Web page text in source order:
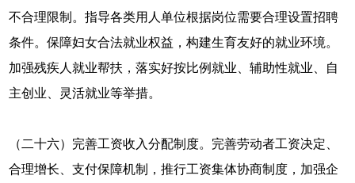
不合理限制。指导各类用人单位根据岗位需要合理设置招聘
条件。保障妇女合法就业权益，构建生育友好的就业环境。
加强残疾人就业帮扶，落实好按比例就业、辅助性就业、自
主创业、灵活就业等举措。
（二十六）完善工资收入分配制度。完善劳动者工资决定、
合理增长、支付保障机制，推行工资集体协商制度，加强企